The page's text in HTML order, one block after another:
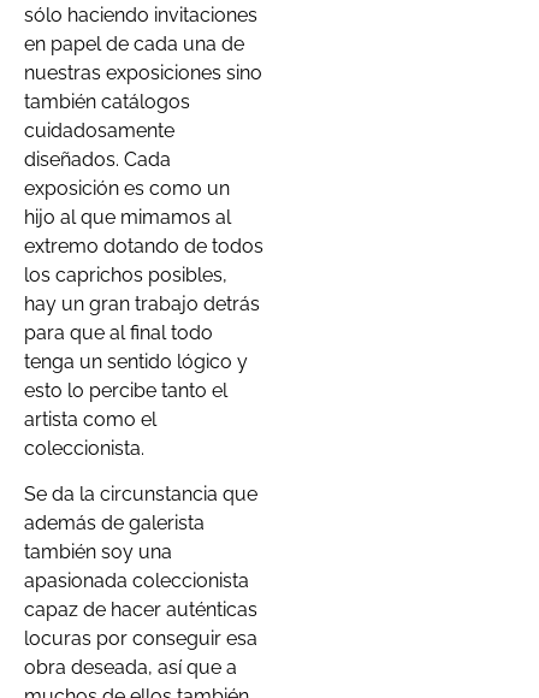
sólo haciendo invitaciones
en papel de cada una de
nuestras exposiciones sino
también catálogos
cuidadosamente
diseñados. Cada
exposición es como un
hijo al que mimamos al
extremo dotando de todos
los caprichos posibles,
hay un gran trabajo detrás
para que al final todo
tenga un sentido lógico y
esto lo percibe tanto el
artista como el
coleccionista.
Se da la circunstancia que
además de galerista
también soy una
apasionada coleccionista
capaz de hacer auténticas
locuras por conseguir esa
obra deseada, así que a